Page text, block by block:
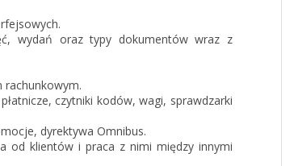
wydań oraz typy dokumentów wraz z
rachunkowym.
czytniki kodów, wagi, sprawdzarki
dyrektywa Omnibus.
od klientów i praca z nimi między innymi